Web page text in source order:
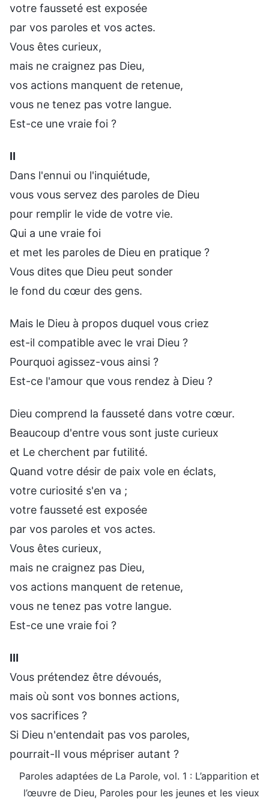
votre fausseté est exposée
par vos paroles et vos actes.
Vous êtes curieux,
mais ne craignez pas Dieu,
vos actions manquent de retenue,
vous ne tenez pas votre langue.
Est-ce une vraie foi ?
Ⅱ
Dans l'ennui ou l'inquiétude,
vous vous servez des paroles de Dieu
pour remplir le vide de votre vie.
Qui a une vraie foi
et met les paroles de Dieu en pratique ?
Vous dites que Dieu peut sonder
le fond du cœur des gens.
Mais le Dieu à propos duquel vous criez
est-il compatible avec le vrai Dieu ?
Pourquoi agissez-vous ainsi ?
Est-ce l'amour que vous rendez à Dieu ?
Dieu comprend la fausseté dans votre cœur.
Beaucoup d'entre vous sont juste curieux
et Le cherchent par futilité.
Quand votre désir de paix vole en éclats,
votre curiosité s'en va ;
votre fausseté est exposée
par vos paroles et vos actes.
Vous êtes curieux,
mais ne craignez pas Dieu,
vos actions manquent de retenue,
vous ne tenez pas votre langue.
Est-ce une vraie foi ?
Ⅲ
Vous prétendez être dévoués,
mais où sont vos bonnes actions,
vos sacrifices ?
Si Dieu n'entendait pas vos paroles,
pourrait-Il vous mépriser autant ?
Paroles adaptées de La Parole, vol. 1 : L’apparition et
l’œuvre de Dieu, Paroles pour les jeunes et les vieux